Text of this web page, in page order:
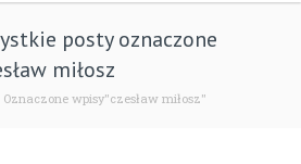
posty oznaczone
miłosz
Oznaczone wpisy"czesław miłosz"